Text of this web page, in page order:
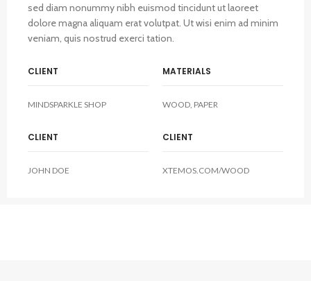
sed diam nonummy nibh euismod tincidunt ut laoreet
dolore magna aliquam erat volutpat. Ut wisi enim ad minim
veniam, quis nostrud exerci tation.
CLIENT MATERIALS
MINDSPARKLE SHOP WOOD, PAPER
CLIENT CLIENT
JOHN DOE XTEMOS.COM/WOOD